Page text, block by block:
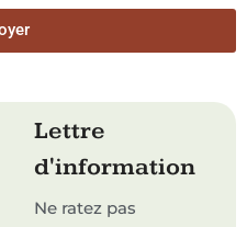
Lettre
d'information
Ne ratez pas